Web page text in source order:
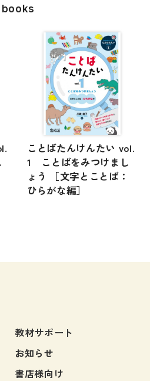
ことばたんけんたい vol.
1 ことばをみつけまし
ょう ［文字とことば：
ひらがな編］
教材サポート
お知らせ
書店様向け